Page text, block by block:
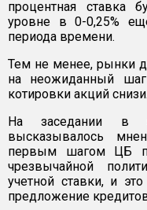
процентная ставка
уровне в 0-0,25%
периода времени.
Тем не менее, рынки
на неожиданный
котировки акций
На заседании в
высказывалось
первым шагом ЦБ
чрезвычайной
учетной ставки, и
предложение